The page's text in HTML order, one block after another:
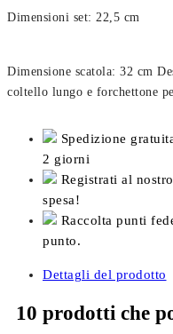
Dimensione scatola: 32 cm
coltello lungo e forchettone
Spedizione
2 giorni
Registrati al
spesa!
Raccolta punti
punto.
Dettagli del prodotto
10 prodotti che